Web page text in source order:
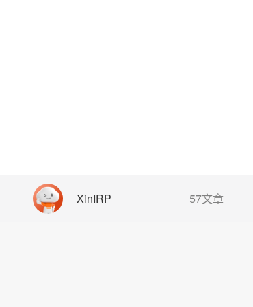
XinIRP 57文章